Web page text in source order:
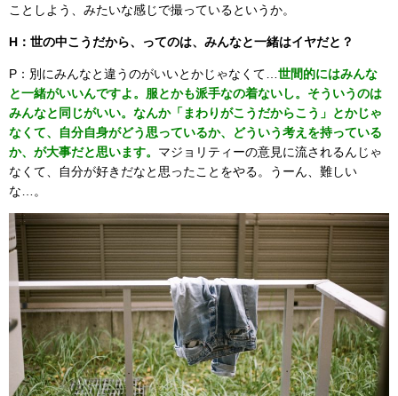
ことしよう、みたいな感じで撮っているというか。
H：世の中こうだから、ってのは、みんなと一緒はイヤだと？
P：別にみんなと違うのがいいとかじゃなくて…世間的にはみんな
と一緒がいいんですよ。服とかも派手なの着ないし。そういうのは
みんなと同じがいい。なんか「まわりがこうだからこう」とかじゃ
なくて、自分自身がどう思っているか、どういう考えを持っている
か、が大事だと思います。 マジョリティーの意見に流されるんじゃ
なくて、自分が好きだなと思ったことをやる。うーん、難しい
な…。